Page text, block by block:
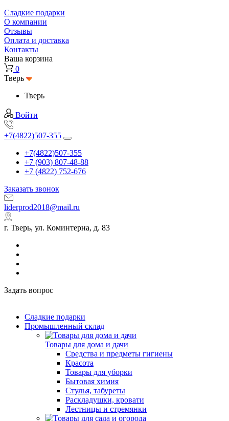
Сладкие подарки
О компании
Отзывы
Оплата и доставка
Контакты
Ваша корзина
0
Тверь
Тверь
Войти
+7(4822)507-355
+7(4822)507-355
+7 (903) 807-48-88
+7 (4822) 752-676
Заказать звонок
liderprod2018@mail.ru
г. Тверь, ул. Коминтерна, д. 83
Задать вопрос
Сладкие подарки
Промышленный склад
Товары для дома и дачи
Средства и предметы гигиены
Красота
Товары для уборки
Бытовая химия
Стулья, табуреты
Раскладушки, кровати
Лестницы и стремянки